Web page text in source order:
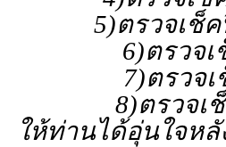
5)ตรวจเช็ค
6)ตรวจเ
7)ตรวจ
8)ตรวจเ
ให้ท่านได้อุ่นใจหลั